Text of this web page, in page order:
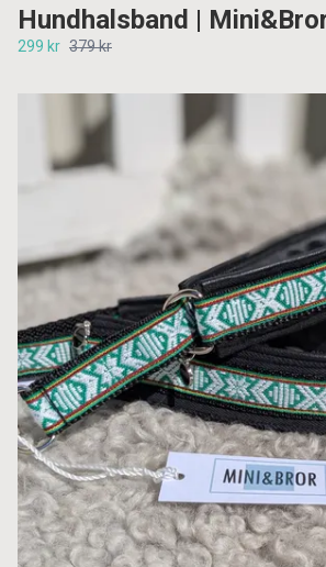
Hundhalsband |
299 kr 379 kr